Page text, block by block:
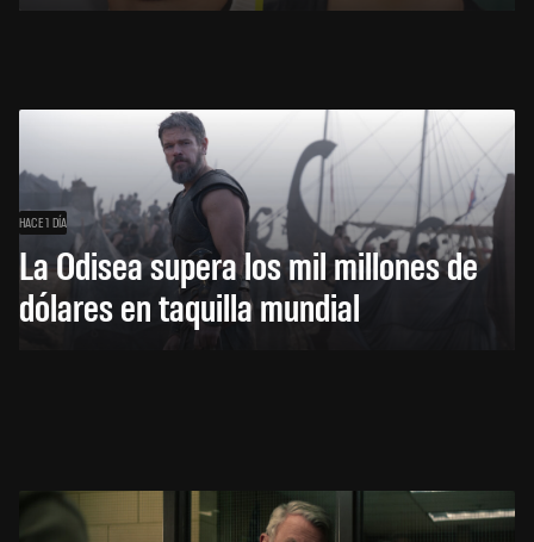
HACE 1 DÍA
La Odisea supera los mil millones de
dólares en taquilla mundial